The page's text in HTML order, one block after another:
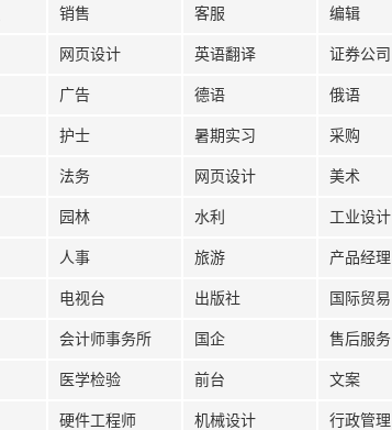
销售 客服 编辑
网页设计 英语翻译 证券公司
广告 德语 俄语
护士 暑期实习 采购
法务 网页设计 美术
园林 水利 工业设计
人事 旅游 产品经理
电视台 出版社 国际贸易
会计师事务所 国企 售后服务
医学检验 前台 文案
硬件工程师 机械设计 行政管理